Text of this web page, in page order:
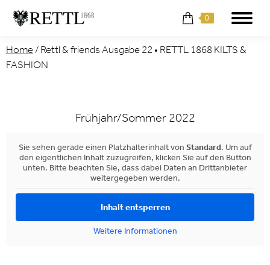
0
Home/ Rettl & friends Ausgabe 22 • RETTL 1868 KILTS &
FASHION
Frühjahr/Sommer 2022
Sie sehen gerade einen Platzhalterinhalt von Standard. Um auf
den eigentlichen Inhalt zuzugreifen, klicken Sie auf den Button
unten. Bitte beachten Sie, dass dabei Daten an Drittanbieter
weitergegeben werden.
Inhalt entsperren
Weitere Informationen